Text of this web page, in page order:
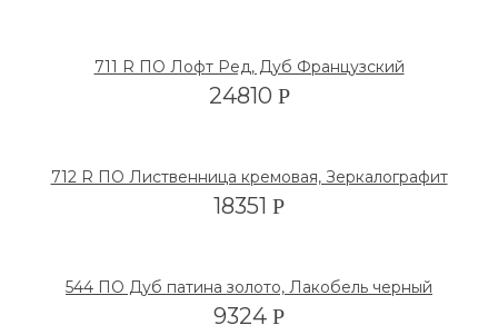
711 R ПО Лофт Ред, Дуб Французский
24810 Р
712 R ПО Лиственница кремовая, Зеркалографит
18351 Р
544 ПО Дуб патина золото, Лакобель черный
9324 Р